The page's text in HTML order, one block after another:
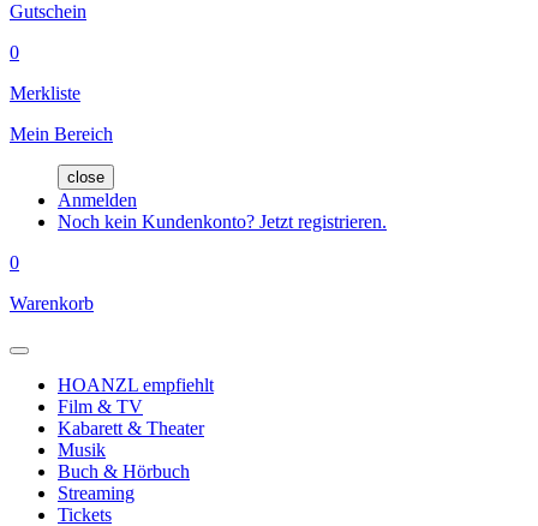
Gutschein
0
Merkliste
Mein Bereich
close
Anmelden
Noch kein Kundenkonto? Jetzt registrieren.
0
Warenkorb
HOANZL empfiehlt
Film & TV
Kabarett & Theater
Musik
Buch & Hörbuch
Streaming
Tickets